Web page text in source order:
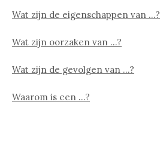
Wat zijn de eigenschappen van …?
Wat zijn oorzaken van …?
Wat zijn de gevolgen van …?
Waarom is een …?